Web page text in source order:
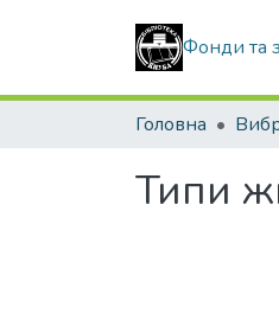
Фонди та
Головна
Типи